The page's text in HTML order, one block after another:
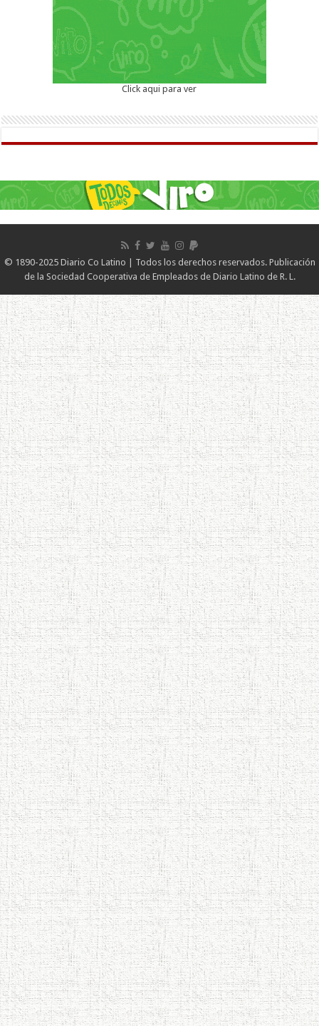
Click aqui para ver
© 1890-2025 Diario Co Latino | Todos los derechos reservados. Publicación
de la Sociedad Cooperativa de Empleados de Diario Latino de R. L.